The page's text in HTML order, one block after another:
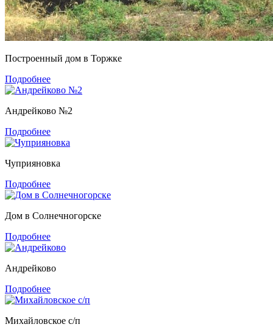
Построенный дом в Торжке
Подробнее
Андрейково №2
Подробнее
Чуприяновка
Подробнее
Дом в Солнечногорске
Подробнее
Андрейково
Подробнее
Михайловское с/п